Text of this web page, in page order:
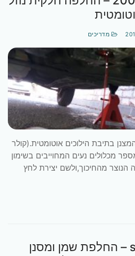
מדריכים
בתיבת הילוכים אוטומטית.(קולר
מכלולים נעים המחוייבים בשימון
מהחיכוך,ולשם יצירת לחץ
סוזוקי sx4 2010 – החלפת שמן ומסנן